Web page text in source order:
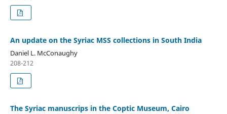
An update on the Syriac MSS collections in South India
Daniel L. McConaughy
208-212
The Syriac manuscrips in the Coptic Museum, Cairo